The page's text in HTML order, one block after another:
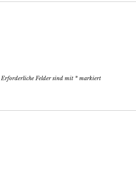
Erforderliche Felder sind mit * markiert